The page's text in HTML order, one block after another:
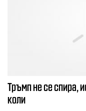
Тръмп не се спира,
коли